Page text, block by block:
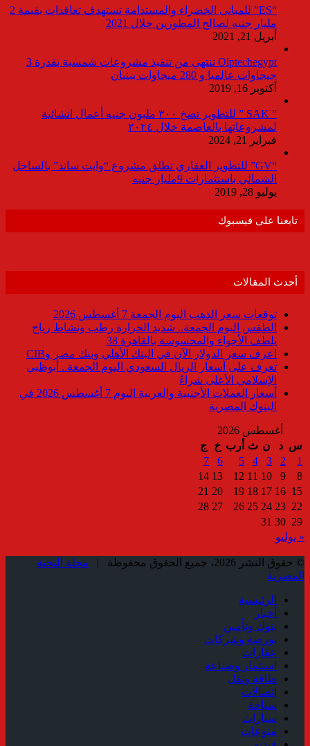
“ES” للمبانى الخضراء والمستدامة تستهدف تعاقدات بقيمة 2
مليار جنيه لصالح المطورين خلال 2021
أبريل 21, 2021
Olptechegypt تنتهي من تنفيذ مشروعات شمسية بقدرة 3
جيجاوات عالميا و 280 ميجاوات ببنبان
أكتوبر 16, 2019
” SAK ” للتطوير تضخ ٣٠٠ مليون جنيه أعمال انشائية
لمشروعاتها بالعاصمة خلال ٢٠٢٤
فبراير 21, 2024
“GV” للتطوير العقاري تطلق مشروع “وايت ساند” بالساحل
الشمالي باستثمارات 9مليار جنيه
يوليو 28, 2019
تابعنا على فيسبوك
أحدث المقالات
توقعات سعر الذهب اليوم الجمعة 7 أغسطس 2026
الطقس اليوم الجمعة.. شديد الحرارة رطب ونشاط رياح
يلطف الأجواء والمحسوسة بالقاهرة 38
اعرف سعر الدولار الآن في البنك الأهلي وبنك مصر وCIB
تعرف على أسعار الريال السعودي اليوم الجمعة.. أبوظبي
الإسلامي الأعلى شراءً
أسعار العملات الأجنبية والعربية اليوم 7 أغسطس 2026 في
البنوك المصرية
أغسطس 2026
س د ن ث أرب خ
ج
1
2
3
4
5
6
7
8
9
10
11
12
13
14
15
16
17
18
19
20
21
22
23
24
25
26
27
28
29
30
31
« يوليو
© حقوق النشر 2026، جميع الحقوق محفوظة |
مجلة النخبة
المصرية
الرئيسية
أخبار
بنوك وتأمين
بورصة وشركات
عقارات
استثمار وصناعة
طاقة ونقل
إتصالات
سياحة
سيارات
منوعات